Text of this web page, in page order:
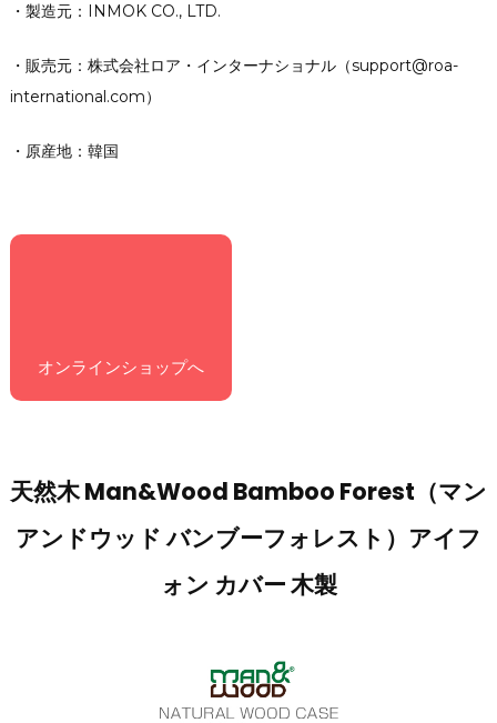
・製造元：INMOK CO., LTD.
・販売元：株式会社ロア・インターナショナル（support@roa-
international.com）
・原産地：韓国
オンラインショップへ
天然木 Man&Wood Bamboo Forest（マン
アンドウッド バンブーフォレスト）アイフ
ォン カバー 木製